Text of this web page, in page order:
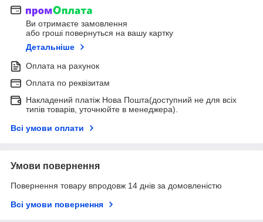
Ви отримаєте замовлення
або гроші повернуться на вашу картку
Детальніше
Оплата на рахунок
Оплата по реквізитам
Накладений платіж Нова Пошта(доступний не для всіх
типів товарів, уточнюйте в менеджера).
Всі умови оплати
Умови повернення
Повернення товару впродовж 14 днів за домовленістю
Всі умови повернення